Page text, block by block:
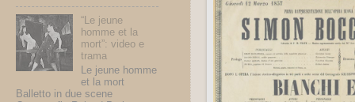
“Le jeune
homme et la
mort”: video e
trama
Le jeune homme
et la mort
Balletto in due scene